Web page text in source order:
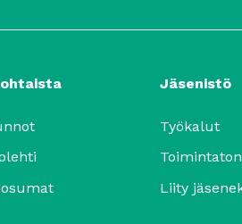
Jäsenistö
Työkalut
Liity